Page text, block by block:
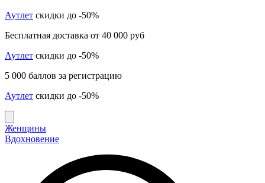
Аутлет скидки до -50%
Бесплатная доставка от 40 000 руб
Аутлет скидки до -50%
5 000 баллов за регистрацию
Аутлет скидки до -50%
Женщины
Вдохновение